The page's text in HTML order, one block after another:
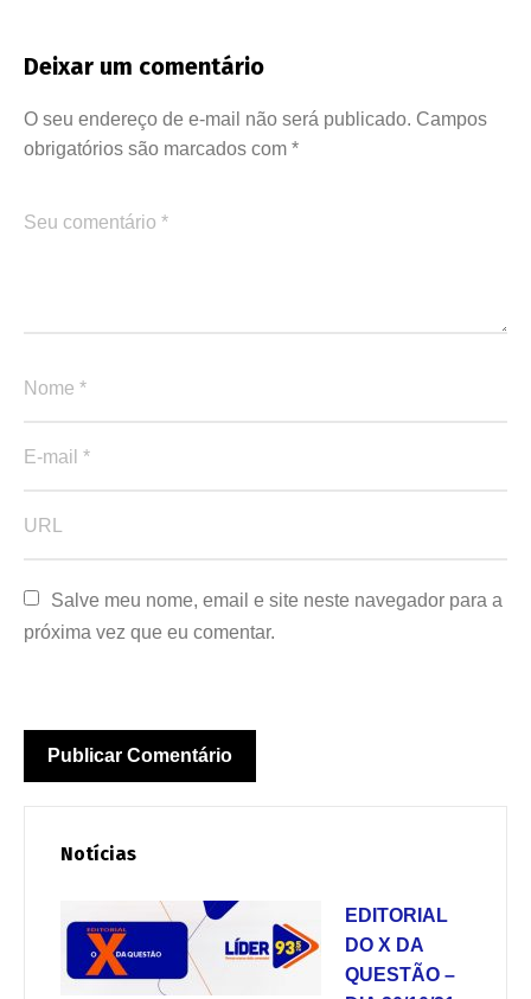
Deixar um comentário
O seu endereço de e-mail não será publicado. Campos
obrigatórios são marcados com *
Salve meu nome, email e site neste navegador para a
próxima vez que eu comentar.
Notícias
EDITORIAL
DO X DA
QUESTÃO –